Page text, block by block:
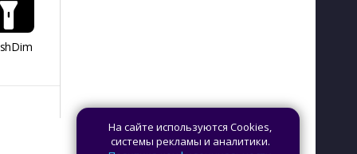
На сайте используются Cookies,
системы рекламы и аналитики.